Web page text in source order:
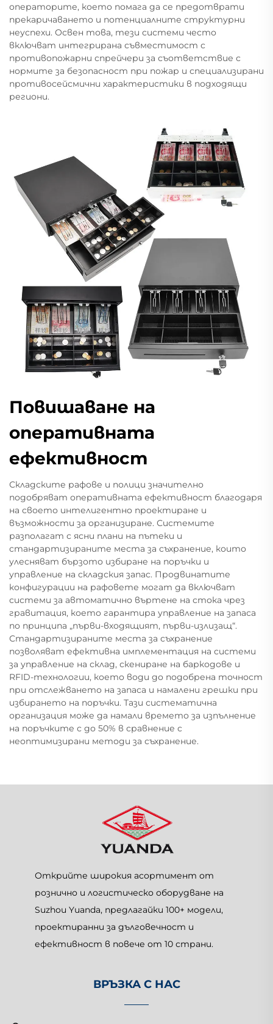
операторите, което помага да се предотврати
прекаричаването и потенциалните структурни
неуспехи. Освен това, тези системи често
включват интегрирана съвместимост с
противопожарни спрейчери за съответствие с
нормите за безопасност при пожар и специализирани
противосейсмични характеристики в подходящи
региони.
Повишаване на
оперативната
ефективност
Складските рафове и полици значително
подобряват оперативната ефективност благодаря
на своето интелигентно проектиране и
възможности за организиране. Системите
разполагат с ясни плани на пътеки и
стандартизираните места за съхранение, които
улесняват бързото избиране на поръчки и
управление на складския запас. Продвинатите
конфигурации на рафовете могат да включват
системи за автоматично въртене на стока чрез
гравитация, което гарантира управление на запаса
по принципа „първи-входящият, първи-излизащ“.
Стандартизираните места за съхранение
позволяват ефективна имплементация на системи
за управление на склад, скениране на баркодове и
RFID-технологии, което води до подобрена точност
при отслежването на запаса и намалени грешки при
избирането на поръчки. Тази систематична
организация може да намали времето за изпълнение
на поръчките с до 50% в сравнение с
неоптимизирани методи за съхранение.
Открийте широкия асортимент от
рознично и логистическо оборудване на
Suzhou Yuanda, предлагайки 100+ модели,
проектиранни за дълговечност и
ефективност в повече от 10 страни.
ВРЪЗКА С НАС